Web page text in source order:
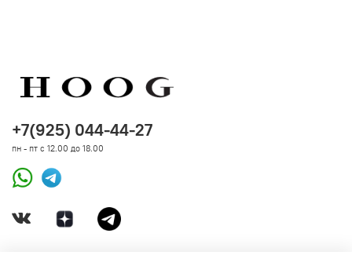
+7(925) 044-44-27
пн - пт с 12.00 до 18.00